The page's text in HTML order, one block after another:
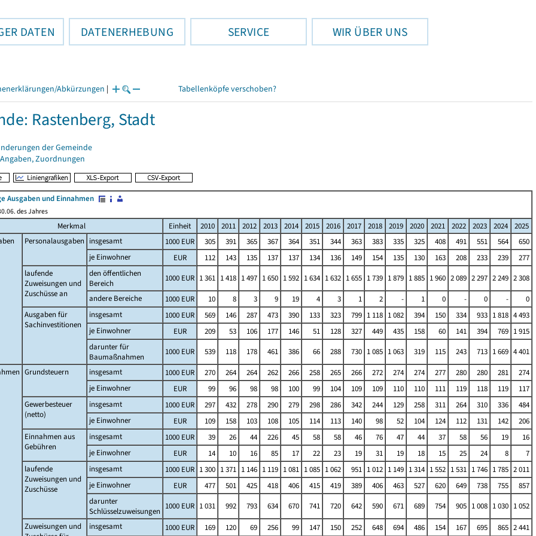
DATEN DATENERHEBUNG SERVICE WIR ÜBER UNS
Abkürzungen | Tabellenköpfe verschoben?
Rastenberg, Stadt
der Gemeinde
Zuordnungen
Ausgaben und Einnahmen
des Jahres
Merkmal Einheit 2010 2011 2012 2013 2014 2015 2016 2017 2018 2019 2020 2021 2022 2023 2024
2025
Personalausgaben insgesamt 1000 EUR 305 391 365 367 364 351 344 363 383 335 325 408 491 551 564
650
je Einwohner
EUR 112 143 135 137 137 134 136 149 154 135 130 163 208 233 239
277
laufende
Zuweisungen und
Zuschüsse an
den öffentlichen
Bereich
1000 EUR 1 361 1 418 1 497 1 650 1 592 1 634 1 632 1 655 1 739 1 879 1 885 1 960 2 089 2 297 2 249 2 308
andere Bereiche
1000 EUR 10 8 3 9 19 4 3 1 2 - 1 0 - 0 -
0
Ausgaben für
Sachinvestitionen
insgesamt 1000 EUR 569 146 287 473 390 133 323 799 1 118 1 082 394 150 334 933 1 818 4 493
je Einwohner
EUR 209 53 106 177 146 51 128 327 449 435 158 60 141 394 769 1 915
darunter für
Baumaßnahmen
1000 EUR 539 118 178 461 386 66 288 730 1 085 1 063 319 115 243 713 1 669 4 401
Grundsteuern insgesamt 1000 EUR 270 264 264 262 266 258 265 266 272 274 274 277 280 280 281
274
je Einwohner
EUR 99 96 98 98 100 99 104 109 109 110 110 111 119 118 119
117
Gewerbesteuer
(netto)
insgesamt 1000 EUR 297 432 278 290 279 298 286 342 244 129 258 311 264 310 336
484
je Einwohner
EUR 109 158 103 108 105 114 113 140 98 52 104 124 112 131 142
206
Einnahmen aus
Gebühren
insgesamt 1000 EUR 39 26 44 226 45 58 58 46 76 47 44 37 58 56 19
16
je Einwohner
EUR 14 10 16 85 17 22 23 19 31 19 18 15 25 24 8
7
laufende
Zuweisungen und
Zuschüsse
insgesamt 1000 EUR 1 300 1 371 1 146 1 119 1 081 1 085 1 062 951 1 012 1 149 1 314 1 552 1 531 1 746 1 785 2 011
je Einwohner
EUR 477 501 425 418 406 415 419 389 406 463 527 620 649 738 755
857
darunter
Schlüsselzuweisungen
1000 EUR 1 031 992 793 634 670 741 720 642 590 671 689 754 905 1 008 1 030 1 052
Zuweisungen und
insgesamt 1000 EUR 169 120 69 256 99 147 150 252 648 694 486 154 167 695 865 2 441